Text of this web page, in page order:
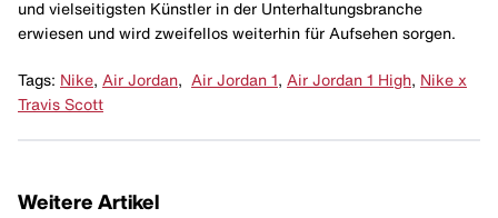
und vielseitigsten Künstler in der Unterhaltungsbranche
erwiesen und wird zweifellos weiterhin für Aufsehen sorgen.
Tags: Nike, Air Jordan, Air Jordan 1 , Air Jordan 1 High, Nike x
Travis Scott
Weitere Artikel